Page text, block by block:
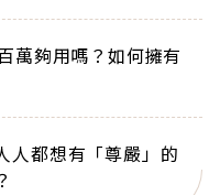
萬夠用嗎？如何擁有
人都想有「尊嚴」的